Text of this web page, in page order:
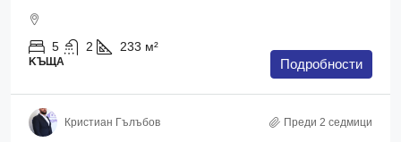
5 2 233 м²
KЪЩА Подробности
Кристиан Гълъбов Преди 2 седмици